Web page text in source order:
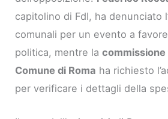
capitolino di FdI, ha denunciato
comunali per un evento a
politica, mentre la
Comune di Roma ha richiesto
per verificare i dettagli della